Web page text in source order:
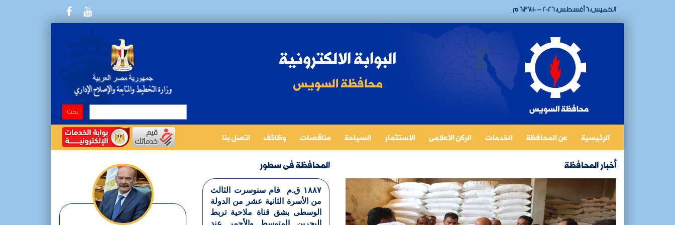
الخميس، 6 أغسطس، 2026 - 6:37:10 م
البوابة الالكترونية
محافظة السويس
الرئيسية عن المحافظة الخدمات الركن الاعلامى الاستثمار السياحة مناقصات وظائف اتصل بنا
أخبار المحافظة المحافظة فى سطور
۱۸۸۷ ق.م قام سنوسرت الثالث
من الأسرة الثانية عشر من الدولة
الوسطى بشق قناة ملاحية تربط
البحرين المتوسط والأحمر عند